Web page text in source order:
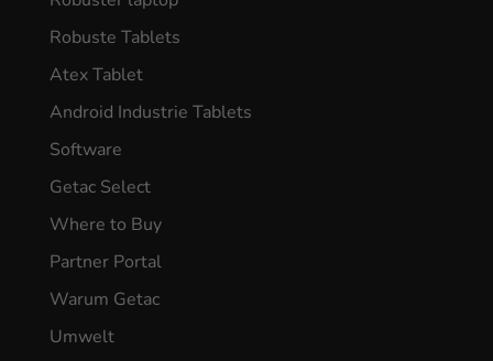
Robuste Tablets
Atex Tablet
Android Industrie Tablets
Software
Getac Select
Where to Buy
Partner Portal
Warum Getac
Umwelt